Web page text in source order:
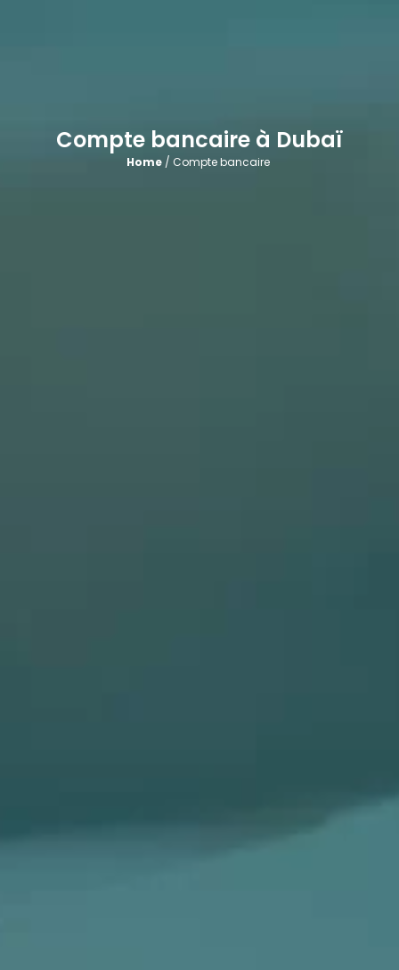
Compte bancaire à Dubaï
Home / Compte bancaire